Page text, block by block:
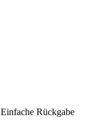
Einfache Rückgabe